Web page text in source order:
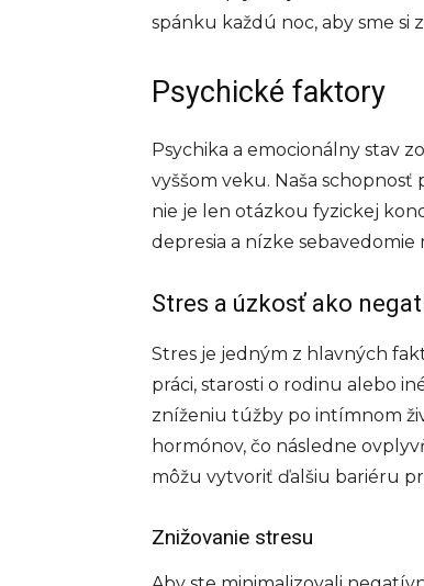
spánku každú noc, aby sme
Psychické faktory
Psychika a emocionálny stav
vyššom veku. Naša
nie je len otázkou fyzickej
depresia a nízke
Stres a úzkosť ako
Stres je jedným z hlavných
práci, starosti o rodinu alebo
zníženiu túžby po intímnom
hormónov, čo následne
môžu vytvoriť ďalšiu bariéru
Znižovanie stresu